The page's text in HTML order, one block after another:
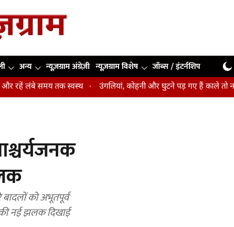
अन्य न्यूज़ग्राम अंग्रेज़ी न्यूज़ग्राम विशेष जॉब्स / इंटर्नशिप
तक स्वस्थ उंगलियां, कोहनी और घुटने पड़ गए हैं काले तो न करें
को अभूतपूर्व
नई झलक दिखाई